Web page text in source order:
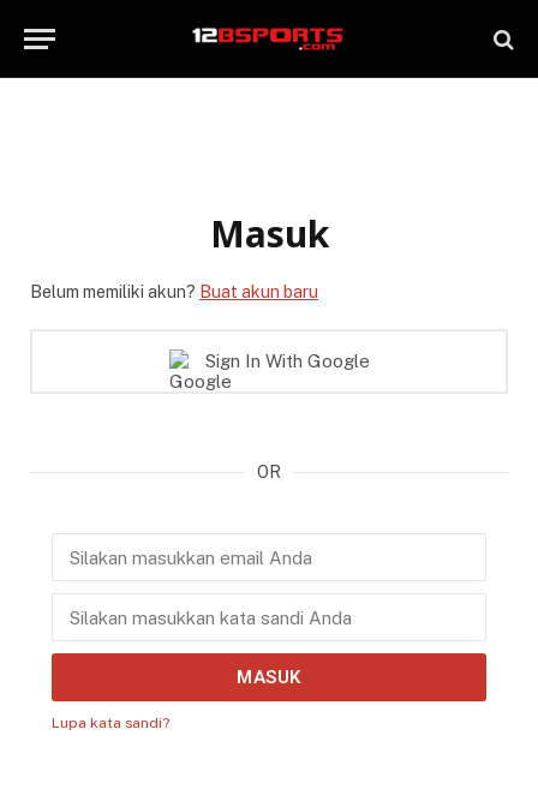
Masuk
Belum memiliki akun? Buat akun baru
Sign In With Google
OR
MASUK
Lupa kata sandi?